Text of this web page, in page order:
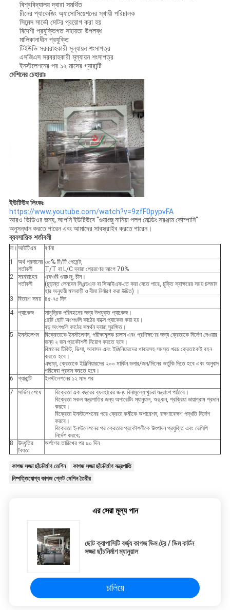
বিশ্ববিদ্যালয় দ্বারা সমর্থিত
চীনের প্যাকেজিং অ্যাসোসিয়েশনের স্থায়ী পরিচালক
সিমেন্স সার্ভো মোটর প্রয়োগ করা হয়
বিদেশী প্রযুক্তিগত সহায়তা উপলব্ধ
মালিকানাধীন প্রযুক্তি
টিইউভি সরবরাহকারী মূল্যায়ন শংসাপত্র
এসজিএস সরবরাহকারী মূল্যায়ন শংসাপত্র
ইনস্টলেশনের পর ১২ মাসের গ্যারান্টি
মেশিনের চেহারাঃ
ইউটিউব লিংকঃ
https://www.youtube.com/watch?v=9zfF0pypvFA
আরও ভিডিওর জন্য, আপনি ইউটিউবে "গুয়াংজু নানিয়া পলপ মোল্ডিং সরঞ্জাম কোম্পানি"
অনুসন্ধান করতে পারেন এবং আমাদের সাবস্ক্রাইব করতে পারেন।
ব্যবসায়িক শর্তাবলী
না। আইটিএম
বর্ণনা
1
অর্থ প্রদানের
শর্তাবলী
৩০% টি/টি পেমেন্ট,
T/T বা L/C দ্বারা প্রেরণের আগে 70%
2
সরবরাহের
শর্তাবলী
এফওবি গুয়াংজু, চীন।
(চূড়ান্ত লেনদেন সিএন্ডএফ বা সিআইএফ-তে করা যেতে পারে, চুক্তি স্বাক্ষরের সময় চলমান
হার অনুযায়ী মালবাহী ও বীমা নির্ধারণ করা উচিত) ।
3
বিতরণ সময় ৪৫-৭৫ দিন
4
প্যাকেজ
সামুদ্রিক পরিবহনের জন্য উপযুক্ত প্যাকেজ।
ছোট ছোট অংশগুলি কাঠের বাক্সে প্যাকেজ করা হয়।
বড় অংশগুলি কাঠের সমর্থন দ্বারা সুরক্ষিত।
5
ইনস্টলেশন
বিক্রেতাকে ইনস্টলেশন, পরীক্ষামূলক চালান এবং প্রশিক্ষণের জন্য ক্রেতাকে নির্দেশ দেওয়ার
জন্য ২ জন প্রকৌশলী নিয়োগ করতে হবে।
বিমানের টিকিট, ভিসা, আবাসন এবং ইঞ্জিনিয়ারদের খাবারসহ সমস্ত খরচ ক্রেতাকেই বহন
করতে হবে।
এছাড়া, ক্রেতাকে ইঞ্জিনিয়ারদের ২০০ মার্কিন ডলার/জন/দিনের ভর্তুকি দিতে হবে এবং অনুবাদ
পরিষেবা প্রদান করতে হবে।
6
গ্যারান্টি
ইনস্টলেশনের ১২ মাস পর
7
সার্ভিস শেষে
বিক্রেতা এক বছরের ব্যবহারের জন্য বিনামূল্যে খুচরা যন্ত্রাংশ পাঠাবে।
বিক্রেতা সকল যন্ত্রপাতির জন্য অপারেটিং ম্যানুয়াল, অঙ্কন, প্রক্রিয়া ডায়াগ্রাম প্রদান
করবে।
বিক্রেতা ইনস্টলেশনের পরে ক্রেতা কর্মীকে অপারেশন, রক্ষণাবেক্ষণ পদ্ধতি নির্দেশ
করবে।
বিক্রেতা ইনস্টলেশনের পর ক্রেতার প্রকৌশলীকে উৎপাদন প্রযুক্তি এবং রেসিপি
নির্দেশ করবে;
8
উদ্ধৃতির
বৈধতা
অর্পণের তারিখের পর ৯০ দিন
কাগজ সজ্জা ছাঁচনির্মাণ মেশিন
কাগজ সজ্জা ছাঁচনির্মাণ যন্ত্রপাতি
নিষ্পত্তিযোগ্য কাগজ প্লেট মেশিন তৈরীর
এর সেরা মূল্য পান
ছোট ক্যাপাসিটি বর্জ্য কাগজ ডিম ট্রে / ডিম কার্টন
সজ্জা ছাঁচনির্মাণ ম্যানুয়াল
চালিয়ে